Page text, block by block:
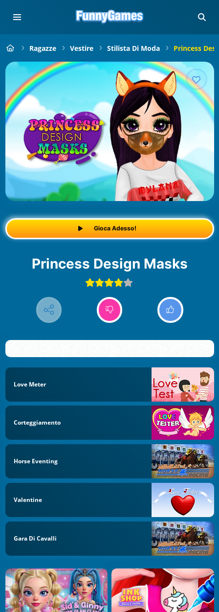
Ragazze Vestire Stilista Di Moda Princess
Gioca Adesso!
Princess Design Masks
Love Meter
Corteggiamento
Horse Eventing
Valentine
Gara Di Cavalli